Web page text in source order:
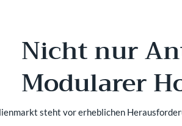
Nicht nur
Modularer
steht vor erheblichen